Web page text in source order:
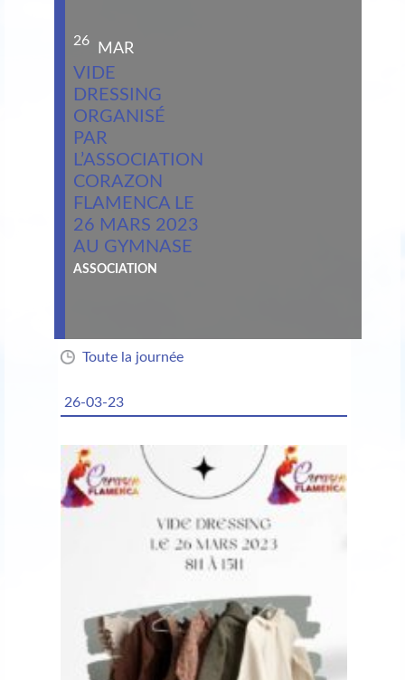
26 MAR
VIDE
DRESSING
ORGANISÉ
PAR
L’ASSOCIATION
CORAZON
FLAMENCA LE
26 MARS 2023
AU GYMNASE
ASSOCIATION
Toute la journée
26-03-23